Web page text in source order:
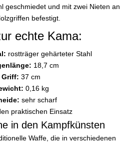
geschmiedet und mit zwei Nieten an
befestigt.
echte Kama:
rostträger gehärteter Stahl
18,7 cm
Griff: 37 cm
0,16 kg
sehr scharf
praktischen Einsatz
in den Kampfkünsten
Waffe, die in verschiedenen